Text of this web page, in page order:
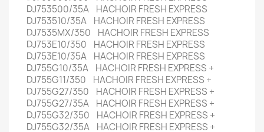
DJ753500/35A HACHOIR FRESH EXPRESS
DJ753510/35A HACHOIR FRESH EXPRESS
DJ7535MX/350 HACHOIR FRESH EXPRESS
DJ753E10/350 HACHOIR FRESH EXPRESS
DJ753E10/35A HACHOIR FRESH EXPRESS
DJ755G10/35A HACHOIR FRESH EXPRESS +
DJ755G11/350 HACHOIR FRESH EXPRESS +
DJ755G27/350 HACHOIR FRESH EXPRESS +
DJ755G27/35A HACHOIR FRESH EXPRESS +
DJ755G32/350 HACHOIR FRESH EXPRESS +
DJ755G32/35A HACHOIR FRESH EXPRESS +